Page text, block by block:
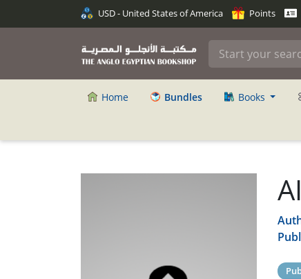
USD - United States of America Points
Home Bundles Books